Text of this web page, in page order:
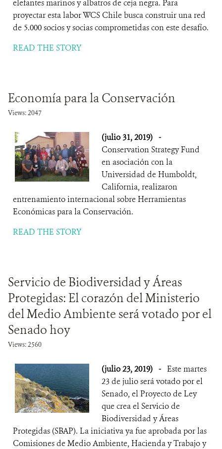
elefantes marinos y albatros de ceja negra. Para
proyectar esta labor WCS Chile busca construir una red
de 5.000 socios y socias comprometidas con este desafío.
READ THE STORY
Economía para la Conservación
Views: 2047
(julio 31, 2019) -
Conservation Strategy Fund
en asociación con la
Universidad de Humboldt,
California, realizaron
entrenamiento internacional sobre Herramientas
Económicas para la Conservación.
READ THE STORY
Servicio de Biodiversidad y Áreas
Protegidas: El corazón del Ministerio
del Medio Ambiente será votado por el
Senado hoy
Views: 2560
(julio 23, 2019) - Este martes
23 de julio será votado por el
Senado, el Proyecto de Ley
que crea el Servicio de
Biodiversidad y Áreas
Protegidas (SBAP). La iniciativa ya fue aprobada por las
Comisiones de Medio Ambiente, Hacienda y Trabajo y